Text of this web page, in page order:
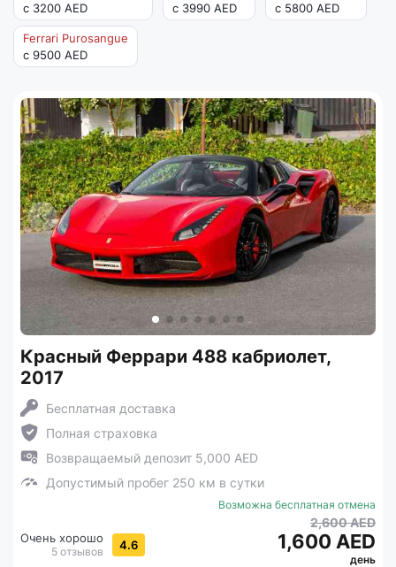
с 3200 AED
с 3990 AED
с 5800 AED
Ferrari Purosangue
с 9500 AED
Красный Феррари 488 кабриолет,
2017
Бесплатная доставка
Полная страховка
Возвращаемый депозит 5,000 AED
Допустимый пробег 250 км в сутки
Очень хорошо
5 отзывов 4.6
Возможна бесплатная отмена
2,600 AED
1,600 AED
день